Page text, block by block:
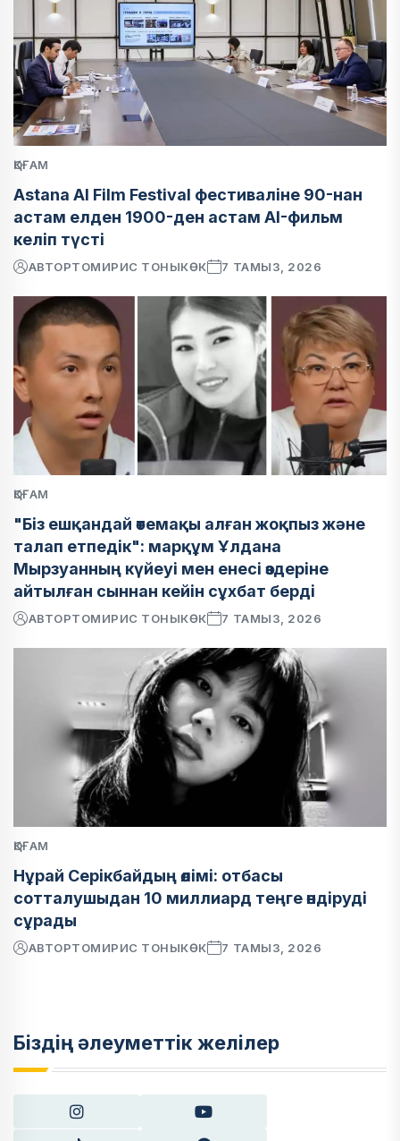
ҚОҒАМ
Astana AI Film Festival фестиваліне 90-нан
астам елден 1900-ден астам AI-фильм
келіп түсті
АВТОРТОМИРИС ТОНЫКӨК 7 ТАМЫЗ, 2026
ҚОҒАМ
"Біз ешқандай өтемақы алған жоқпыз және
талап етпедік": марқұм Ұлдана
Мырзуанның күйеуі мен енесі өздеріне
айтылған сыннан кейін сұхбат берді
АВТОРТОМИРИС ТОНЫКӨК 7 ТАМЫЗ, 2026
ҚОҒАМ
Нұрай Серікбайдың өлімі: отбасы
сотталушыдан 10 миллиард теңге өндіруді
сұрады
АВТОРТОМИРИС ТОНЫКӨК 7 ТАМЫЗ, 2026
Біздің әлеуметтік желілер